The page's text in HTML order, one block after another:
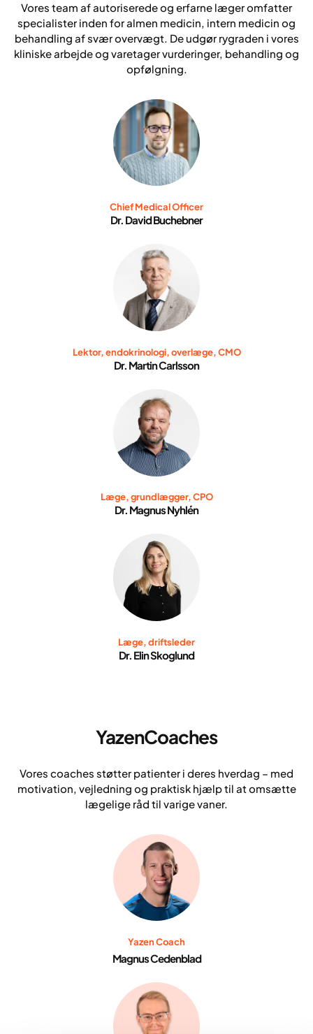
Vores team af autoriserede og erfarne læger omfatter
specialister inden for almen medicin, intern medicin og
behandling af svær overvægt. De udgør rygraden i vores
kliniske arbejde og varetager vurderinger, behandling og
opfølgning.
Chief Medical Officer
Dr. David Buchebner
Lektor, endokrinologi, overlæge, CMO
Dr. Martin Carlsson
Læge, grundlægger, CPO
Dr. Magnus Nyhlén
Læge, driftsleder
Dr. Elin Skoglund
YazenCoaches
Vores coaches støtter patienter i deres hverdag – med
motivation, vejledning og praktisk hjælp til at omsætte
lægelige råd til varige vaner.
Yazen Coach
Magnus Cedenblad